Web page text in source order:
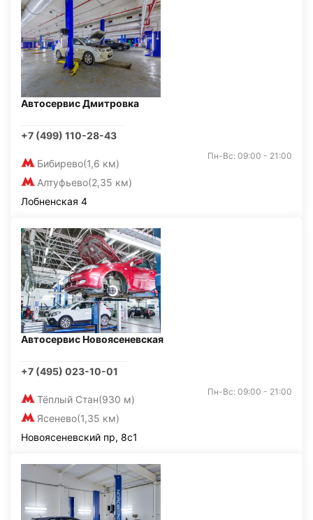
Автосервис Дмитровка
+7 (499) 110-28-43
Бибирево(1,6 км)
Алтуфьево(2,35 км)
Пн-Вс: 09:00 - 21:00
Лобненская 4
Автосервис Новоясеневская
+7 (495) 023-10-01
Тёплый Стан(930 м)
Ясенево(1,35 км)
Пн-Вс: 09:00 - 21:00
Новоясеневский пр, 8с1